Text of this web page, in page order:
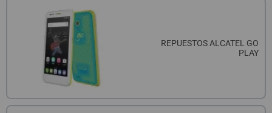
REPUESTOS ALCATEL GO
PLAY